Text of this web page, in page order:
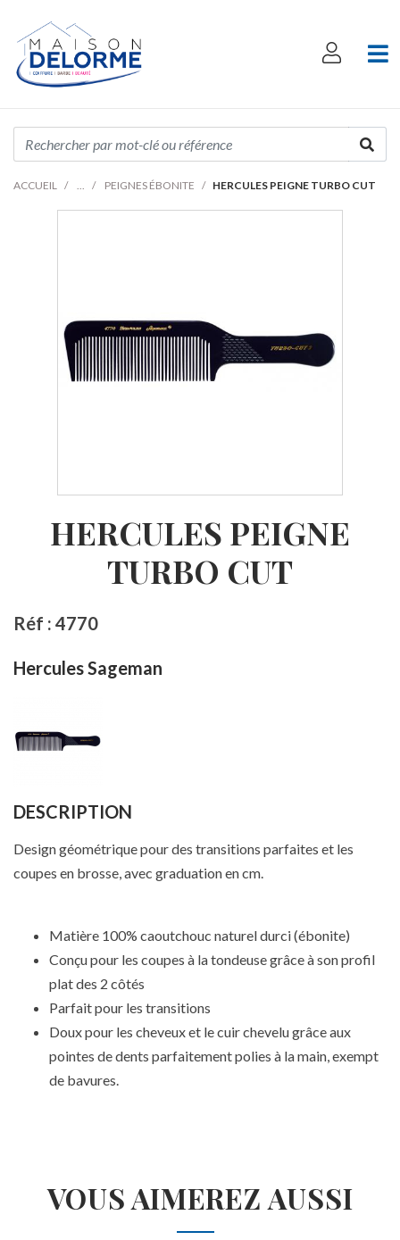
ACCUEIL PEIGNES ÉBONITE HERCULES PEIGNE TURBO CUT
HERCULES PEIGNE
TURBO CUT
Réf : 4770
Hercules Sageman
DESCRIPTION
Design géométrique pour des transitions parfaites et les
coupes en brosse, avec graduation en cm.
Matière 100% caoutchouc naturel durci (ébonite)
Conçu pour les coupes à la tondeuse grâce à son profil
plat des 2 côtés
Parfait pour les transitions
Doux pour les cheveux et le cuir chevelu grâce aux
pointes de dents parfaitement polies à la main, exempt
de bavures.
VOUS AIMEREZ AUSSI